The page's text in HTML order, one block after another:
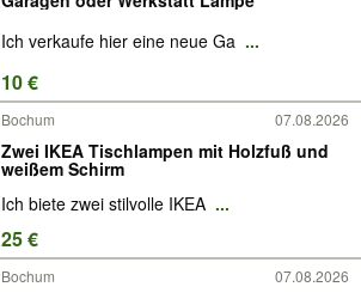
Ich verkaufe hier eine neue Ga ...
10 €
Bochum 07.08.2026
Zwei IKEA Tischlampen mit Holzfuß und
weißem Schirm
Ich biete zwei stilvolle IKEA ...
25 €
Bochum 07.08.2026